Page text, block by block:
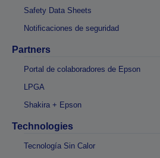
Safety Data Sheets
Notificaciones de seguridad
Partners
Portal de colaboradores de Epson
LPGA
Shakira + Epson
Technologies
Tecnología Sin Calor